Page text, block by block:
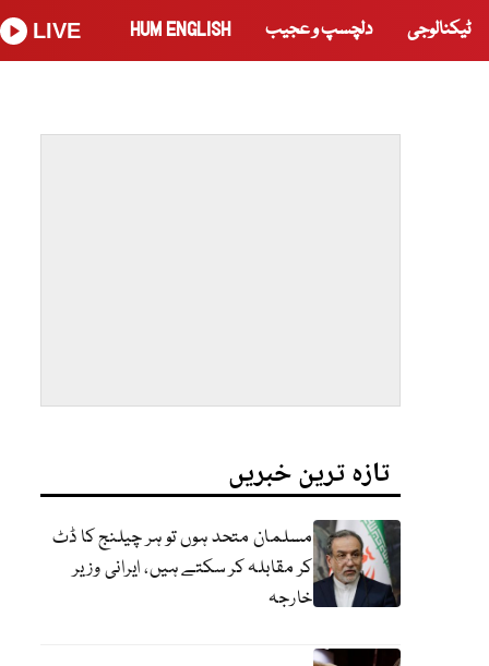
ٹیکنالوجی دلچسپ و عجیب HUM ENGLISH
LIVE
تازہ ترین خبریں
مسلمان متحد ہوں تو ہر چیلنج کا ڈٹ
کر مقابلہ کر سکتے ہیں، ایرانی وزیر
خارجہ